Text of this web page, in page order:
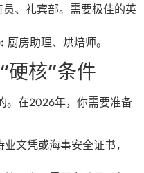
员、礼宾部。需要极佳的英
厨房助理、烘焙师。
硬核”条件
。在2026年，你需要准备
文凭或海事安全证书，